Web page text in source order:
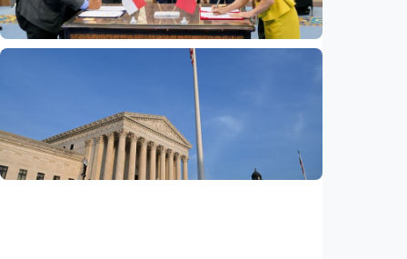
Indonesia•06 Aug 2026
Madura siap sambut investasi China 6,6
triliun rupiah untuk Kawasan Industri Baru
Indonesia•06 Aug 2026